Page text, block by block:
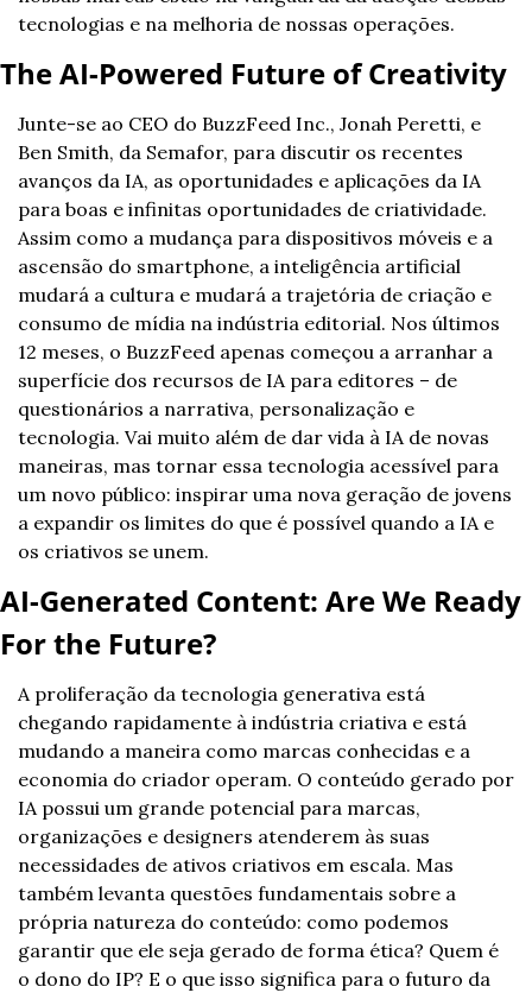
tecnologias e na melhoria de nossas operações.
The AI-Powered Future of Creativity
Junte-se ao CEO do BuzzFeed Inc., Jonah Peretti, e
Ben Smith, da Semafor, para discutir os recentes
avanços da IA, as oportunidades e aplicações da IA
para boas e infinitas oportunidades de criatividade.
Assim como a mudança para dispositivos móveis e a
ascensão do smartphone, a inteligência artificial
mudará a cultura e mudará a trajetória de criação e
consumo de mídia na indústria editorial. Nos últimos
12 meses, o BuzzFeed apenas começou a arranhar a
superfície dos recursos de IA para editores – de
questionários a narrativa, personalização e
tecnologia. Vai muito além de dar vida à IA de novas
maneiras, mas tornar essa tecnologia acessível para
um novo público: inspirar uma nova geração de jovens
a expandir os limites do que é possível quando a IA e
os criativos se unem.
AI-Generated Content: Are We Ready
For the Future?
A proliferação da tecnologia generativa está
chegando rapidamente à indústria criativa e está
mudando a maneira como marcas conhecidas e a
economia do criador operam. O conteúdo gerado por
IA possui um grande potencial para marcas,
organizações e designers atenderem às suas
necessidades de ativos criativos em escala. Mas
também levanta questões fundamentais sobre a
própria natureza do conteúdo: como podemos
garantir que ele seja gerado de forma ética? Quem é
o dono do IP? E o que isso significa para o futuro da